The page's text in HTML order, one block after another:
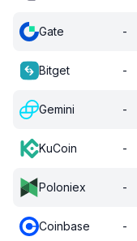
Gate -
Bitget -
Gemini -
KuCoin -
Poloniex -
Coinbase -